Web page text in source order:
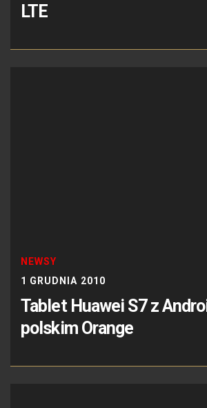
LTE
NEWSY
1 GRUDNIA 2010
Tablet Huawei S7 z
polskim Orange